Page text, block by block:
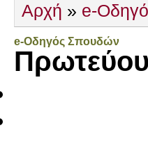
Αρχή » e-
e-Οδηγός Σπουδών